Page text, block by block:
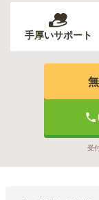
手厚いサポート
受